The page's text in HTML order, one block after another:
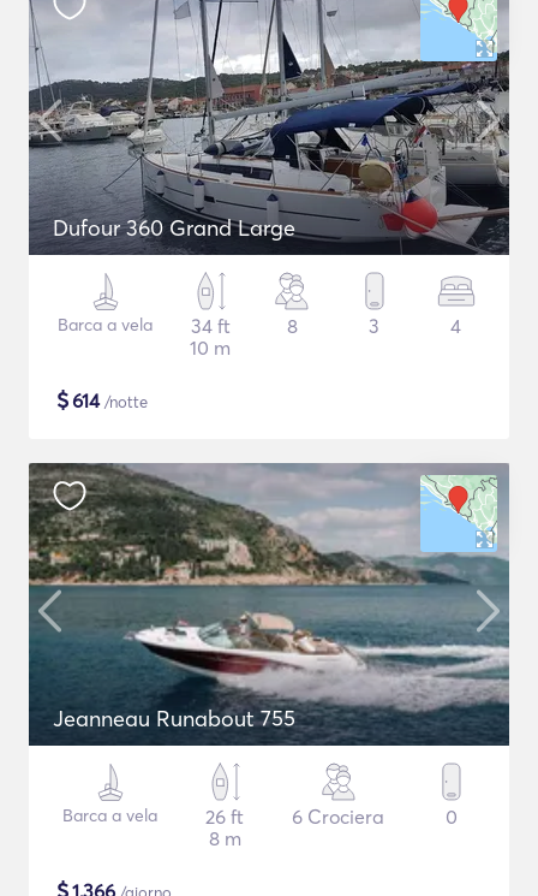
Dufour 360 Grand Large
Barca a vela
34 ft
10 m
8 3 4
$614/notte
Jeanneau Runabout 755
Barca a vela
26 ft
8 m
6 Crociera 0
1,366